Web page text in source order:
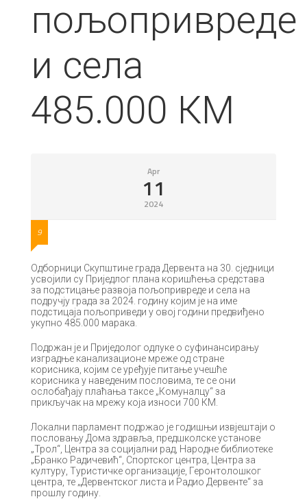
пољопривреде
и села
485.000 КМ
Apr
11
2024
9
Одборници Скупштине града Дервента на 30. сједници
усвојили су Приједлог плана коришћења средстава
за подстицање развоја пољопривреде и села на
подручју града за 2024. годину којим је на име
подстицаја пољоприведи у овој години предвиђено
укупно 485.000 марака.
Подржан је и Приједолог одлуке о суфинансирању
изградње канализационе мреже од стране
корисника, којим се уређује питање учешће
корисника у наведеним пословима, те се они
ослобађају плаћања таксе „Комуналцу“ за
прикључак на мрежу која износи 700 КМ.
Локални парламент подржао је годишњи извјештаји о
пословању Дома здравља, предшколске установе
„Трол“, Центра за социјални рад, Народне библиотеке
„Бранко Радичевић“, Спортског центра, Центра за
културу, Туристичке организације, Геронтолошког
центра, те „Дервентског листа и Радио Дервенте“ за
прошлу годину.